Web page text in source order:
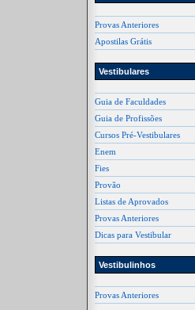
Provas Anteriores
Apostilas Grátis
Vestibulares
Guia de Faculdades
Guia de Profissões
Cursos Pré-Vestibulares
Enem
Fies
Provão
Listas de Aprovados
Provas Anteriores
Dicas para Vestibular
Vestibulinhos
Provas Anteriores